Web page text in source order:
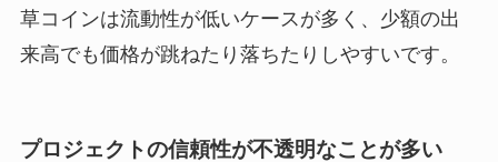
草コインは流動性が低いケースが多く、少額の出
来高でも価格が跳ねたり落ちたりしやすいです。
プロジェクトの信頼性が不透明なことが多い